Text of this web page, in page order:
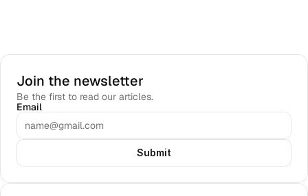
Join the newsletter
Be the first to read our articles.
Email
Submit